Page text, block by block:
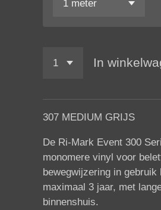
In
307 MEDIUM GRIJS
De Ri-Mark Event 300
monomere vinyl voor
bewegwijzering in
maximaal 3 jaar, met
binnenshuis.